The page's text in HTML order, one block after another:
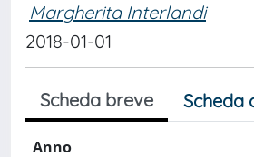
Margherita Interlandi
2018-01-01
Scheda breve Scheda
Anno